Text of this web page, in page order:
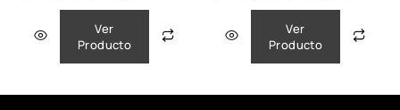
Ver
Producto
Ver
Producto